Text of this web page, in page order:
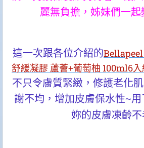
麗無負擔，姊妹們一起
這一次跟各位介紹的Bellapeel
舒緩凝膠 蘆薈+葡萄柚 100ml6
不只令膚質緊緻，修護老化
謝不均，增加皮膚保水性~用
妳的皮膚凍齡不